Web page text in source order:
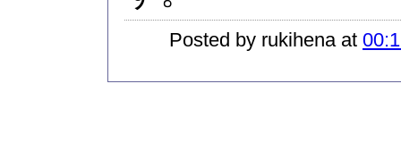
Posted by rukihena at